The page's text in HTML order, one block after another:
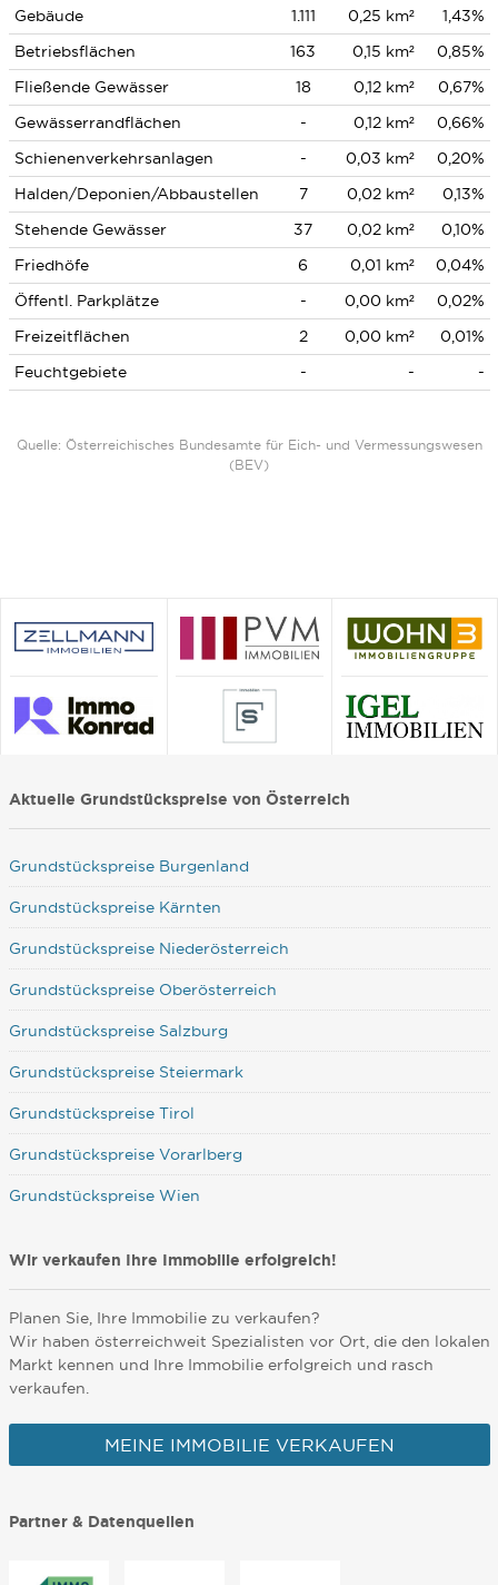
Gebäude 1.111 0,25 km²
1,43%
Betriebsflächen
163 0,15 km²
0,85%
Fließende Gewässer
18 0,12 km²
0,67%
Gewässerrandflächen
- 0,12 km²
0,66%
Schienenverkehrsanlagen
- 0,03 km²
0,20%
Halden/Deponien/Abbaustellen
7 0,02 km²
0,13%
Stehende Gewässer
37 0,02 km²
0,10%
Friedhöfe
6 0,01 km²
0,04%
Öffentl. Parkplätze
- 0,00 km²
0,02%
Freizeitflächen
2 0,00 km²
0,01%
Feuchtgebiete
- - -
Quelle: Österreichisches Bundesamte für Eich- und Vermessungswesen
(BEV)
Aktuelle Grundstückspreise von Österreich
Grundstückspreise Burgenland
Grundstückspreise Kärnten
Grundstückspreise Niederösterreich
Grundstückspreise Oberösterreich
Grundstückspreise Salzburg
Grundstückspreise Steiermark
Grundstückspreise Tirol
Grundstückspreise Vorarlberg
Grundstückspreise Wien
Wir verkaufen Ihre Immobilie erfolgreich!
Planen Sie, Ihre Immobilie zu verkaufen?
Wir haben österreichweit Spezialisten vor Ort, die den lokalen
Markt kennen und Ihre Immobilie erfolgreich und rasch
verkaufen.
MEINE IMMOBILIE VERKAUFEN
Partner & Datenquellen